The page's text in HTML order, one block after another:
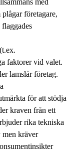
företagare,
(t.ex.
faktorer vid valet.
lamslår företag.
för att stödja
kraven från ett
rika tekniska
men kräver